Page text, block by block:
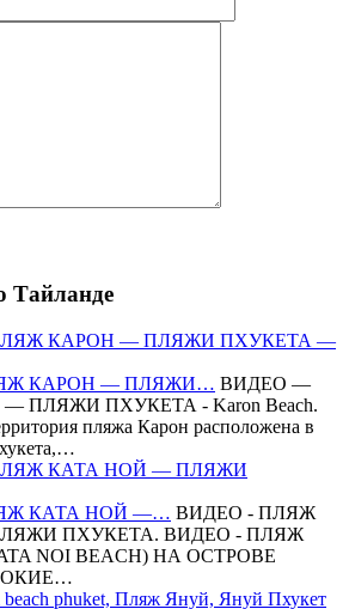
Тайланде
КАРОН — ПЛЯЖИ… ВИДЕО —
ПЛЯЖИ ПХУКЕТА - Karon Beach.
пляжа Карон расположена в
КАТА НОЙ —… ВИДЕО - ПЛЯЖ
ПХУКЕТА. ВИДЕО - ПЛЯЖ
NOI BEACH) НА ОСТРОВЕ